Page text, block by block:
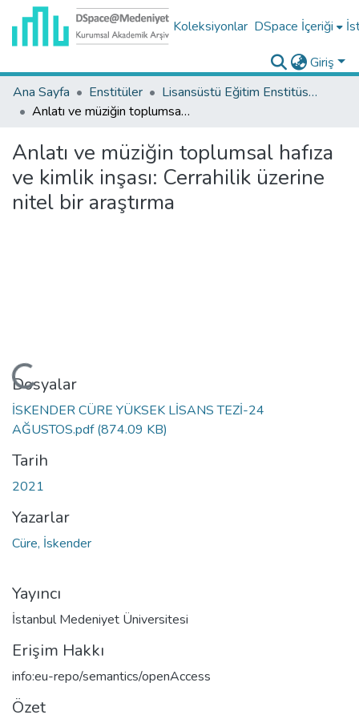
Koleksiyonlar DSpace İçeriği
Giriş
Ana Sayfa
Enstitüler
Lisansüstü Eğitim Enstitüsü Tez Koleksiyonu
Anlatı ve müziğin toplumsal hafıza ve kimlik inşası: Cerrahilik üzerine nitel bir araştırma
Anlatı ve müziğin toplumsal hafıza
ve kimlik inşası: Cerrahilik üzerine
nitel bir araştırma
Yükleniyor...
Dosyalar
İSKENDER CÜRE YÜKSEK LİSANS TEZİ-24
AĞUSTOS.pdf(874.09 KB)
Tarih
2021
Yazarlar
Cüre, İskender
Yayıncı
İstanbul Medeniyet Üniversitesi
Erişim Hakkı
info:eu-repo/semantics/openAccess
Özet